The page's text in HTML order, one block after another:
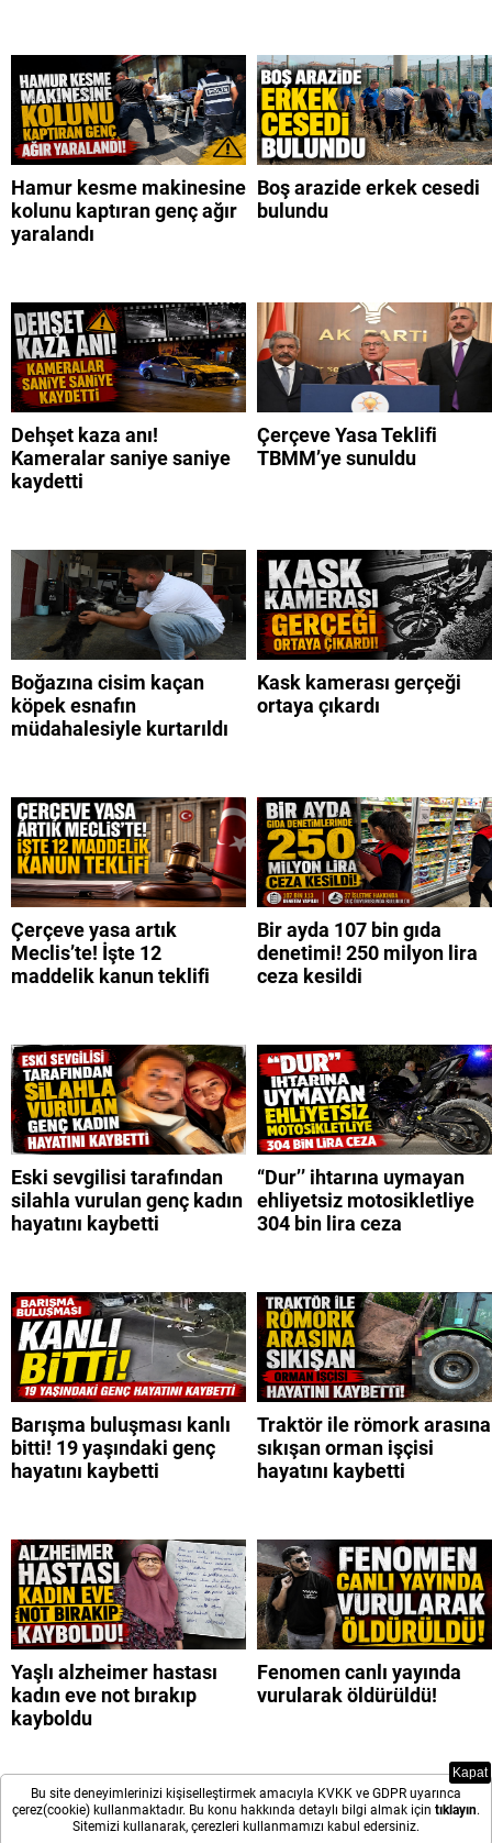
Hamur kesme makinesine
kolunu kaptıran genç ağır
yaralandı
Boş arazide erkek cesedi
bulundu
Dehşet kaza anı!
Kameralar saniye saniye
kaydetti
Çerçeve Yasa Teklifi
TBMM’ye sunuldu
Boğazına cisim kaçan
köpek esnafın
müdahalesiyle kurtarıldı
Kask kamerası gerçeği
ortaya çıkardı
Çerçeve yasa artık
Meclis’te! İşte 12
maddelik kanun teklifi
Bir ayda 107 bin gıda
denetimi! 250 milyon lira
ceza kesildi
Eski sevgilisi tarafından
silahla vurulan genç kadın
hayatını kaybetti
“Dur’’ ihtarına uymayan
ehliyetsiz motosikletliye
304 bin lira ceza
Barışma buluşması kanlı
bitti! 19 yaşındaki genç
hayatını kaybetti
Traktör ile römork arasına
sıkışan orman işçisi
hayatını kaybetti
Yaşlı alzheimer hastası
kadın eve not bırakıp
kayboldu
Fenomen canlı yayında
vurularak öldürüldü!
Bu site deneyimlerinizi kişiselleştirmek amacıyla KVKK ve GDPR uyarınca
çerez(cookie) kullanmaktadır. Bu konu hakkında detaylı bilgi almak için tıklayın.
Sitemizi kullanarak, çerezleri kullanmamızı kabul edersiniz.
Kapat